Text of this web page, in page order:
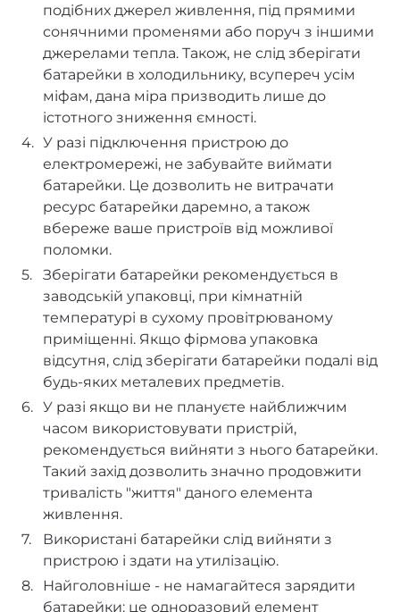
подібних джерел живлення, під прямими
сонячними променями або поруч з іншими
джерелами тепла. Також, не слід зберігати
батарейки в холодильнику, всупереч усім
міфам, дана міра призводить лише до
істотного зниження ємності.
У разі підключення пристрою до
електромережі, не забувайте виймати
батарейки. Це дозволить не витрачати
ресурс батарейки даремно, а також
вбереже ваше пристроїв від можливої
поломки.
Зберігати батарейки рекомендується в
заводській упаковці, при кімнатній
температурі в сухому провітрюваному
приміщенні. Якщо фірмова упаковка
відсутня, слід зберігати батарейки подалі від
будь-яких металевих предметів.
У разі якщо ви не плануєте найближчим
часом використовувати пристрій,
рекомендується вийняти з нього батарейки.
Такий захід дозволить значно продовжити
тривалість "життя" даного елемента
живлення.
Використані батарейки слід вийняти з
пристрою і здати на утилізацію.
Найголовніше - не намагайтеся зарядити
батарейки: це одноразовий елемент